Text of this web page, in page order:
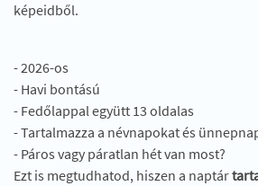
képeidből.
- 2026-os
- Havi bontású
- Fedőlappal együtt 13 oldalas
- Tartalmazza a névnapokat és
- Páros vagy páratlan hét van most?
Ezt is megtudhatod, hiszen a naptár